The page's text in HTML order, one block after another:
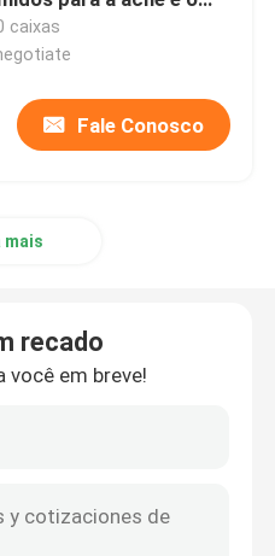
mulheres
caixas
Fale Conosco
mais
recado
você em breve!